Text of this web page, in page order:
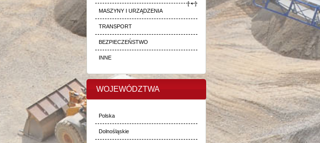
[ + ]
MASZYNY I URZĄDZENIA
TRANSPORT
BEZPIECZEŃSTWO
INNE
WOJEWÓDZTWA
Polska
Dolnośląskie